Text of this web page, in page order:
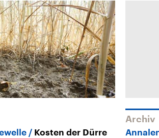
Kosten der Dürre
Archiv